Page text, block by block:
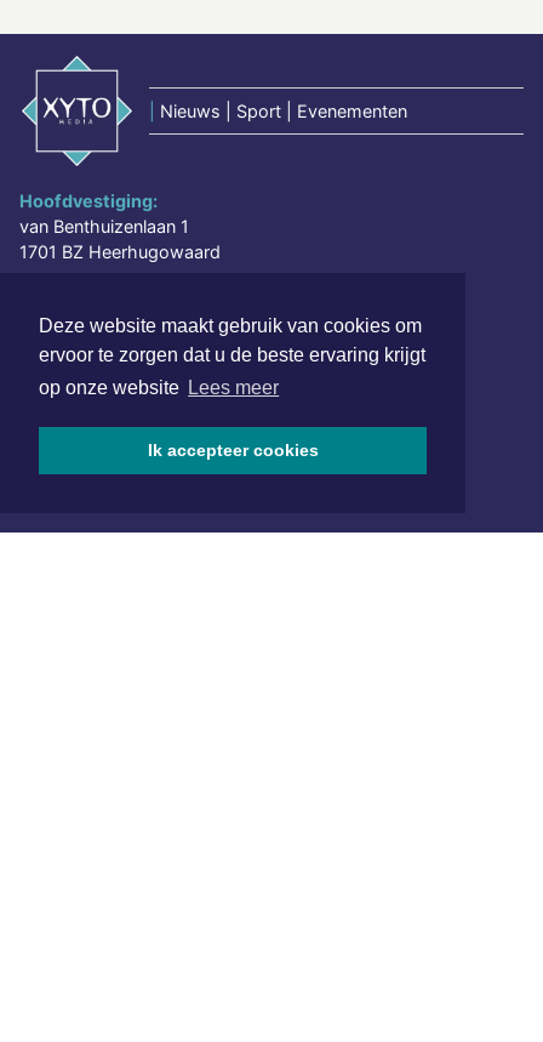
Deze website maakt gebruik van cookies om
ervoor te zorgen dat u de beste ervaring krijgt
op onze website Lees meer
Ik accepteer cookies
Nieuws | Sport | Evenementen
Hoofdvestiging:
van Benthuizenlaan 1
1701 BZ Heerhugowaard
redactie@xyto.nl
www.xyto.nl
SOCIAL MEDIA